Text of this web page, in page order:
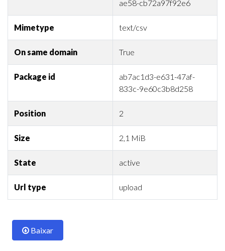
Baixar
ae58-cb72a97f92e6
Mimetype text/csv
On same domain True
Package id
ab7ac1d3-e631-47af-
833c-9e60c3b8d258
Position 2
Size 2,1 MiB
State active
Url type upload